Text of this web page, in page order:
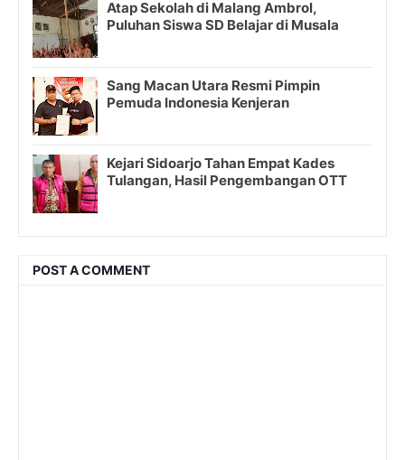
Atap Sekolah di Malang Ambrol,
Puluhan Siswa SD Belajar di Musala
Sang Macan Utara Resmi Pimpin
Pemuda Indonesia Kenjeran
Kejari Sidoarjo Tahan Empat Kades
Tulangan, Hasil Pengembangan OTT
POST A COMMENT